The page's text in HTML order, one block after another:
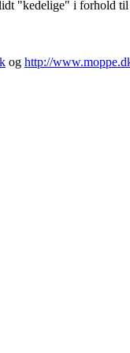
"kedelige" i forhold
og http://